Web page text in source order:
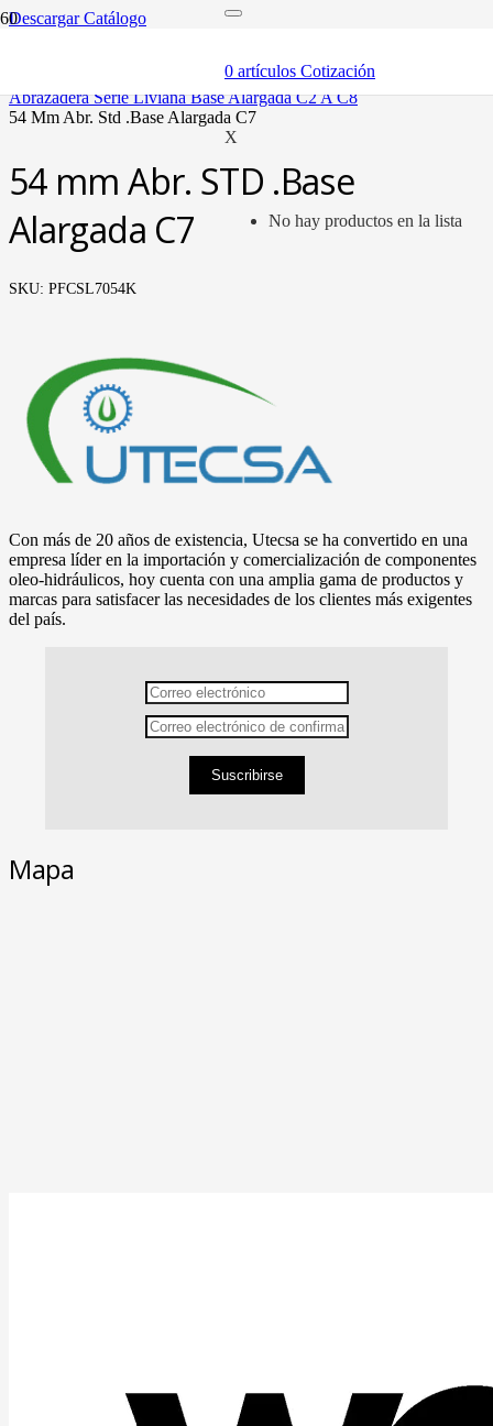
0 artículos Cotización
X
No hay productos en la lista
Descargar Catálogo
abrazaderas (soportes y bandas)
abrazadera serie liviana base alargada c2 a c8
54 mm abr. std .base alargada c7
54 mm Abr. STD .Base
Alargada C7
SKU: PFCSL7054K
Con más de 20 años de existencia, Utecsa se ha convertido en una
empresa líder en la importación y comercialización de componentes
oleo-hidráulicos, hoy cuenta con una amplia gama de productos y
marcas para satisfacer las necesidades de los clientes más exigentes
del país.
Suscribirse
Mapa